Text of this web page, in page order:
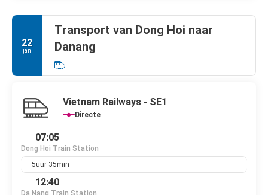
22
jan
Transport van Dong Hoi naar
Danang
Vietnam Railways - SE1
Directe
07:05
Dong Hoi Train Station
5uur 35min
12:40
Da Nang Train Station